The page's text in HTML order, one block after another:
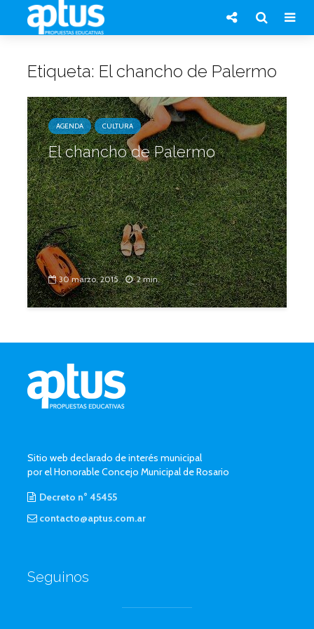
Etiqueta: El chancho de Palermo
AGENDA CULTURA
El chancho de Palermo
30 marzo, 2015 2 min.
Sitio web declarado de interés municipal
por el Honorable Concejo Municipal de Rosario
Decreto n° 45455
contacto@aptus.com.ar
Seguinos